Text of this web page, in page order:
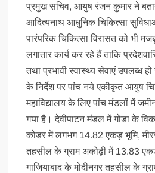
प्रमुख सचिव, आयुष रंजन कुमार ने
आदित्यनाथ आधुनिक चिकित्सा
पारंपरिक चिकित्सा विरासत को भी
लगातार कार्य कर रहे हैं ताकि
तथा प्रभावी स्वास्थ्य सेवाएं उपलब्ध
के निर्देश पर पांच नये एकीकृत आयुष
महाविद्यालय के लिए पांच मंडलों में
गया है। देवीपाटन मंडल में गोंडा के
कोडर में लगभग 14.82 एकड़ भूमि,
तहसील के ग्राम अकोढ़ी में 13.83
गाजियाबाद के मोदीनगर तहसील के